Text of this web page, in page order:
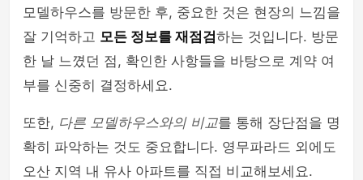
모델하우스를 방문한 후, 중요한 것은 현장의 느낌을
잘 기억하고 모든 정보를 재점검하는 것입니다. 방문
한 날 느꼈던 점, 확인한 사항들을 바탕으로 계약 여
부를 신중히 결정하세요.
또한, 다른 모델하우스와의 비교를 통해 장단점을 명
확히 파악하는 것도 중요합니다. 영무파라드 외에도
오산 지역 내 유사 아파트를 직접 비교해보세요.